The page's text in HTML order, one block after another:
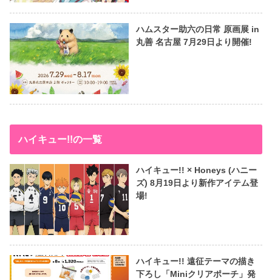
ハムスター助六の日常 原画展 in
丸善 名古屋 7月29日より開催!
ハイキュー!!の一覧
ハイキュー!! × Honeys (ハニー
ズ) 8月19日より新作アイテム登
場!
ハイキュー!! 遠征テーマの描き
下ろし「Miniクリアポーチ」発